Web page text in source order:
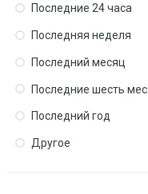
Последние 24 часа
Последняя неделя
Последний месяц
Последние шесть
Последний год
Другое